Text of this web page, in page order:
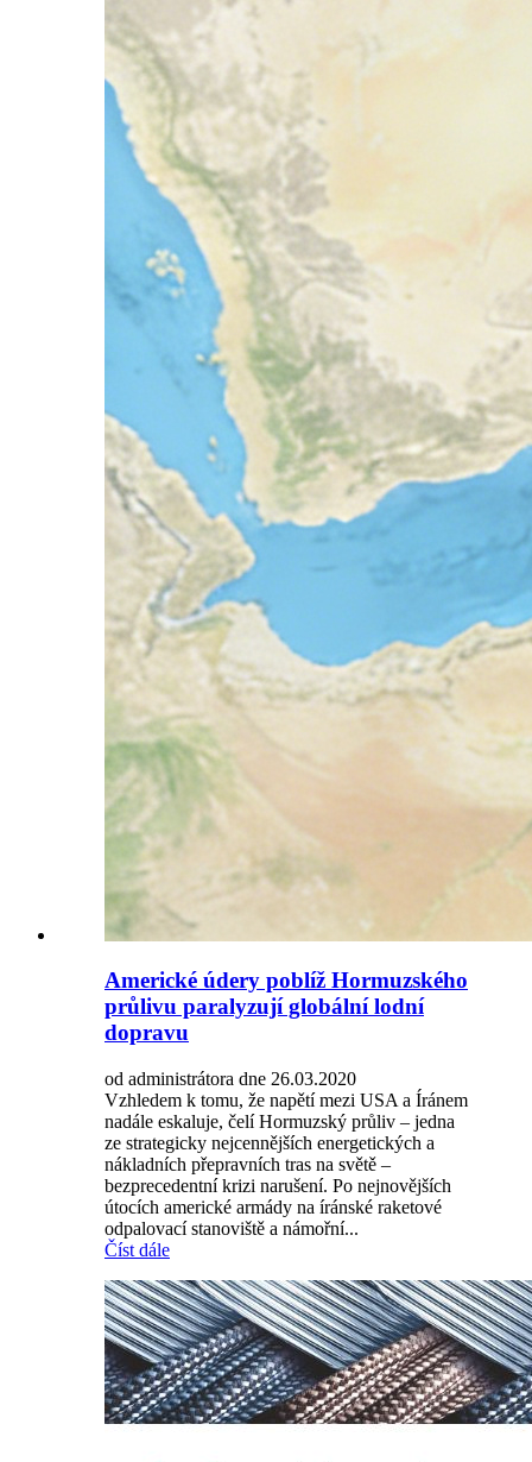
Americké údery poblíž Hormuzského
průlivu paralyzují globální lodní
dopravu
od administrátora dne 26.03.2020
Vzhledem k tomu, že napětí mezi USA a Íránem
nadále eskaluje, čelí Hormuzský průliv – jedna
ze strategicky nejcennějších energetických a
nákladních přepravních tras na světě –
bezprecedentní krizi narušení. Po nejnovějších
útocích americké armády na íránské raketové
odpalovací stanoviště a námořní...
Číst dále